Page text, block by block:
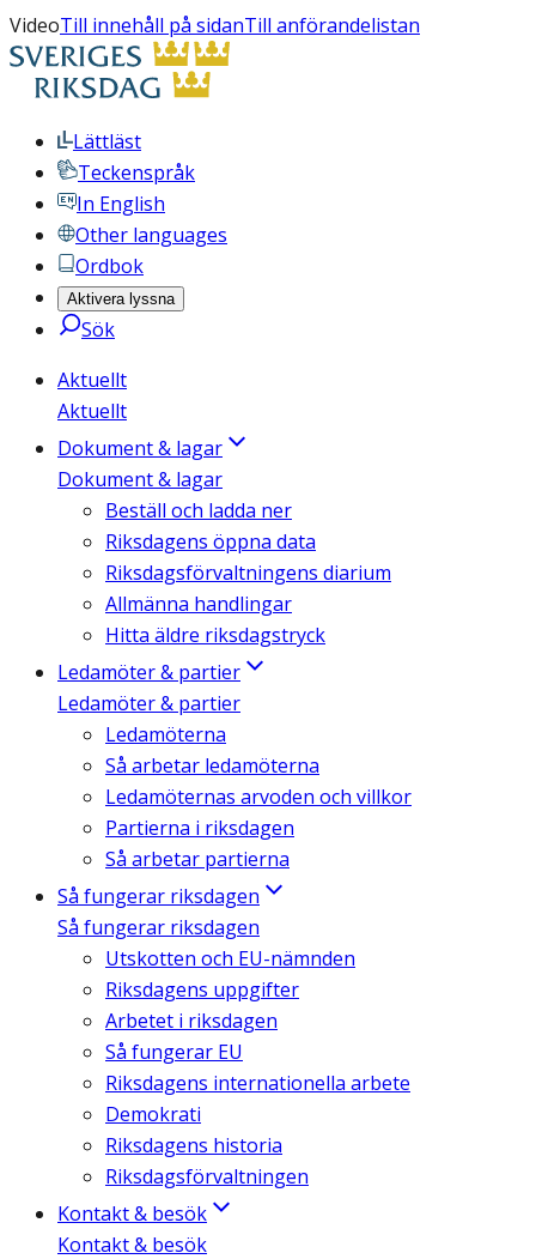
VideoTill innehåll på sidanTill anförandelistan
Lättläst
Teckenspråk
In English
Other languages
Ordbok
Aktivera lyssna
Sök
Aktuellt
Aktuellt
Dokument & lagar
Dokument & lagar
Beställ och ladda ner
Riksdagens öppna data
Riksdagsförvaltningens diarium
Allmänna handlingar
Hitta äldre riksdagstryck
Ledamöter & partier
Ledamöter & partier
Ledamöterna
Så arbetar ledamöterna
Ledamöternas arvoden och villkor
Partierna i riksdagen
Så arbetar partierna
Så fungerar riksdagen
Så fungerar riksdagen
Utskotten och EU-nämnden
Riksdagens uppgifter
Arbetet i riksdagen
Så fungerar EU
Riksdagens internationella arbete
Demokrati
Riksdagens historia
Riksdagsförvaltningen
Kontakt & besök
Kontakt & besök